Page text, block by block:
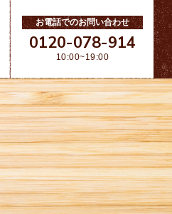
お電話でのお問い合わせ
0120-078-914
10:00~19:00